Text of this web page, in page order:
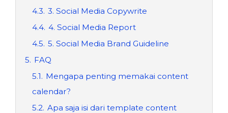
4.3. 3. Social Media Copywrite
4.4. 4. Social Media Report
4.5. 5. Social Media Brand Guideline
5. FAQ
5.1. Mengapa penting memakai content
calendar?
5.2. Apa saja isi dari template content